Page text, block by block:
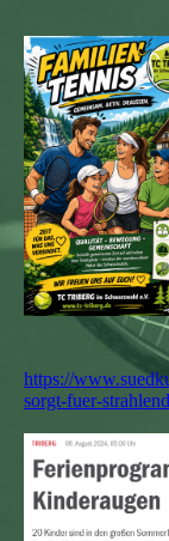
https://
sorgt-fuer-